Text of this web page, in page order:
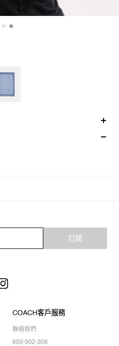
訂閱
COACH客戶服務
聯絡我們
800-902-308